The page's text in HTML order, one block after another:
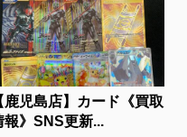
鹿児島店】カード《買取
報》SNS更新...